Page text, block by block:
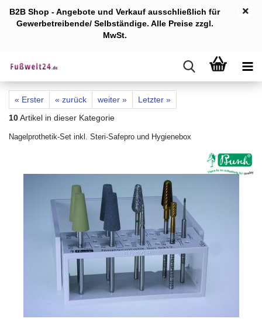
B2B Shop - Angebote und Verkauf ausschließlich für
Gewerbetreibende/ Selbständige. Alle Preise zzgl.
MwSt.
« Erster « zurück weiter »
Letzter »
10Artikel in dieser Kategorie
Nagelprothetik-Set inkl. Steri-Safepro und Hygienebox